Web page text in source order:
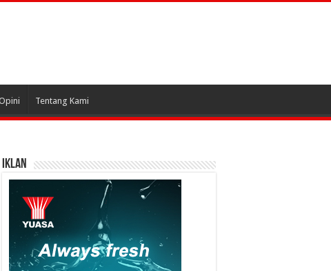
Tentang Kami
IKLAN